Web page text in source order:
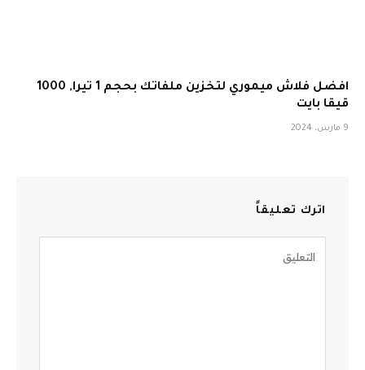
افضل فلاش ميموري لتخزين ملفاتك بحجم 1 تيرا, 1000
قيقا بايت
9 مارس، 2024
اترك تعليقاً